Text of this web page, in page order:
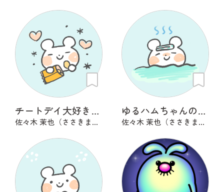
チートデイ大好き！ゆるハムちゃん
佐々木 茉也（ささきまや）
ゆるハムちゃんの湯上がり
佐々木 茉也（ささきまや）